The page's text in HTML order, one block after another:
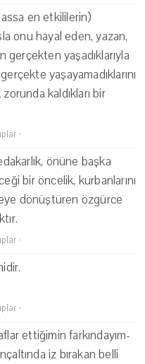
en etkililerin)
onu hayal eden, yazan,
yaşadıklarıyla
yaşayamadıklarını
kaldıkları bir
·
önüne başka
bir öncelik, kurbanlarını
dönüştüren özgürce
·
·
ettiğimin farkındayım-
iz bırakan belli